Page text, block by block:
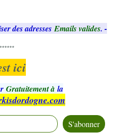
des adresses Emails valides. -
ici
Gratuitement à la